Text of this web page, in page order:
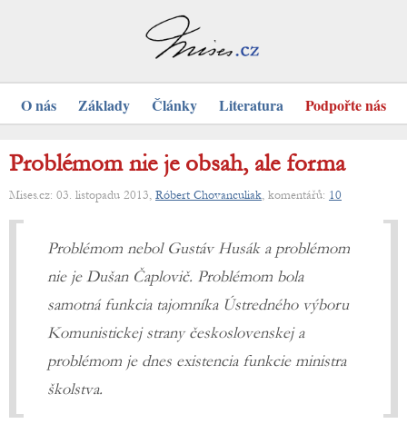
O nás Základy Články Literatura Podpořte nás
Problémom nie je obsah, ale forma
Mises.cz: 03. listopadu 2013, Róbert Chovanculiak, komentářů: 10
Problémom nebol Gustáv Husák a problémom
nie je Dušan Čaplovič. Problémom bola
samotná funkcia tajomníka Ústredného výboru
Komunistickej strany československej a
problémom je dnes existencia funkcie ministra
školstva.